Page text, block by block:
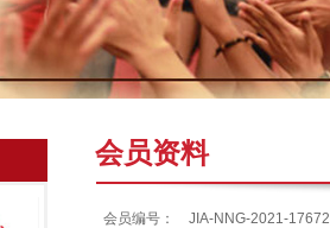
会员资料
会员编号： JIA-NNG-2021-17672